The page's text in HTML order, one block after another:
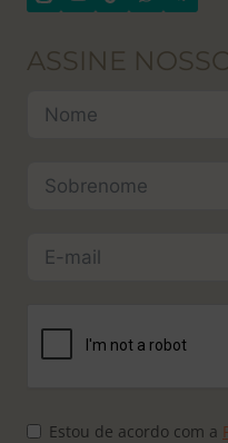
ASSINE
Estou de acordo com a